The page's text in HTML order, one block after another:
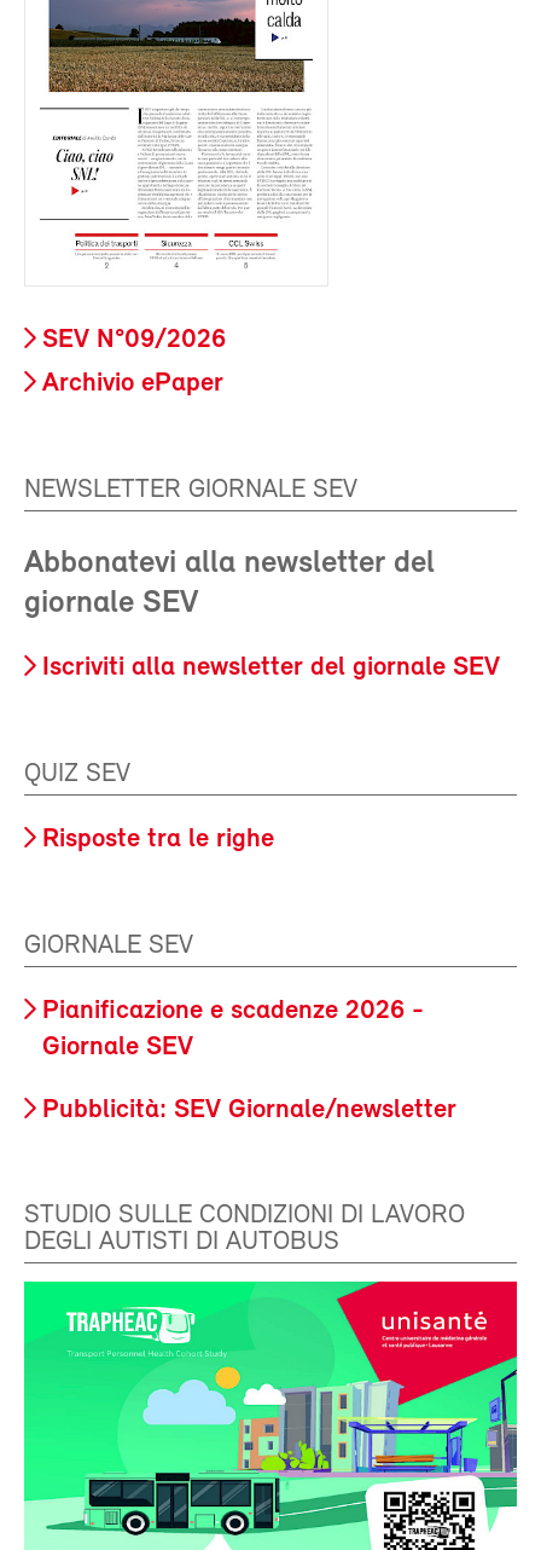
SEV N°09/2026
Archivio ePaper
NEWSLETTER GIORNALE SEV
Abbonatevi alla newsletter del
giornale SEV
Iscriviti alla newsletter del giornale SEV
QUIZ SEV
Risposte tra le righe
GIORNALE SEV
Pianificazione e scadenze 2026 -
Giornale SEV
Pubblicità: SEV Giornale/newsletter
STUDIO SULLE CONDIZIONI DI LAVORO
DEGLI AUTISTI DI AUTOBUS